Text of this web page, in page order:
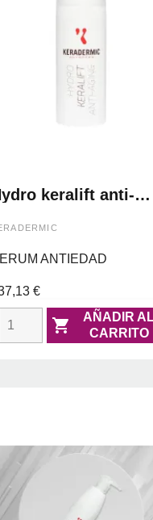
keralift anti-
ANTIEDAD
€

AÑADIR
CARRITO